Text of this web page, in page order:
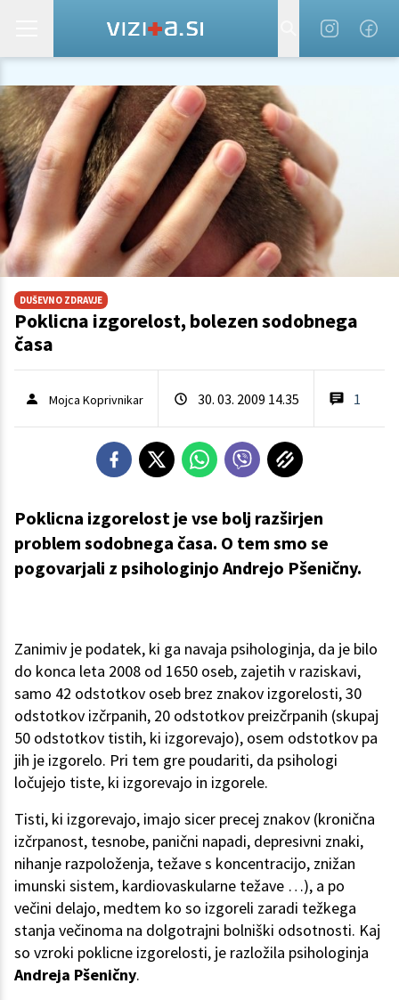
DUŠEVNO ZDRAVJE
Poklicna izgorelost, bolezen sodobnega
časa
Mojca Koprivnikar 30. 03. 2009 14.35 1
Poklicna izgorelost je vse bolj razširjen
problem sodobnega časa. O tem smo se
pogovarjali z psihologinjo Andrejo Pšeničny.
Zanimiv je podatek, ki ga navaja psihologinja, da je bilo
do konca leta 2008 od 1650 oseb, zajetih v raziskavi,
samo 42 odstotkov oseb brez znakov izgorelosti, 30
odstotkov izčrpanih, 20 odstotkov preizčrpanih (skupaj
50 odstotkov tistih, ki izgorevajo), osem odstotkov pa
jih je izgorelo. Pri tem gre poudariti, da psihologi
ločujejo tiste, ki izgorevajo in izgorele.
Tisti, ki izgorevajo, imajo sicer precej znakov (kronična
izčrpanost, tesnobe, panični napadi, depresivni znaki,
nihanje razpoloženja, težave s koncentracijo, znižan
imunski sistem, kardiovaskularne težave …), a po
večini delajo, medtem ko so izgoreli zaradi težkega
stanja večinoma na dolgotrajni bolniški odsotnosti. Kaj
so vzroki poklicne izgorelosti, je razložila psihologinja
Andreja Pšeničny.